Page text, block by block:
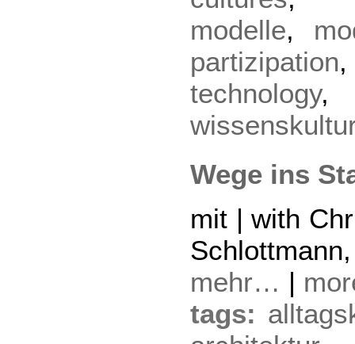
modelle,
partizipation
technology
Wege ins
mit | with
mehr… |
tags: